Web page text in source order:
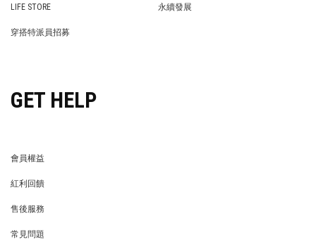
LIFE STORE
永續發展
穿搭特派員招募
GET HELP
會員權益
紅利回饋
售後服務
常見問題